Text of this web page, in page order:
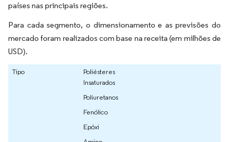
países nas principais regiões.
Para cada segmento, o dimensionamento e as previsões do
mercado foram realizados com base na receita (em milhões de
USD).
Tipo
Poliésteres
Insaturados
Poliuretanos
Fenólico
Epóxi